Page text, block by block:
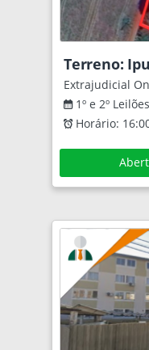
Terreno:
Extrajudicial
1º e 2º
Horário: